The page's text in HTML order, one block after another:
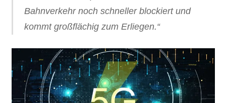
Bahnverkehr noch schneller blockiert und
kommt großflächig zum Erliegen.“